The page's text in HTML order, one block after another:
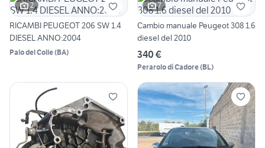
2
RICAMBI PEUGEOT 206 SW 1.4
DIESEL ANNO:2004
Palo del Colle(BA)
7
Cambio manuale Peugeot 308 1.6
diesel del 2010
340 €
Perarolo di Cadore(BL)